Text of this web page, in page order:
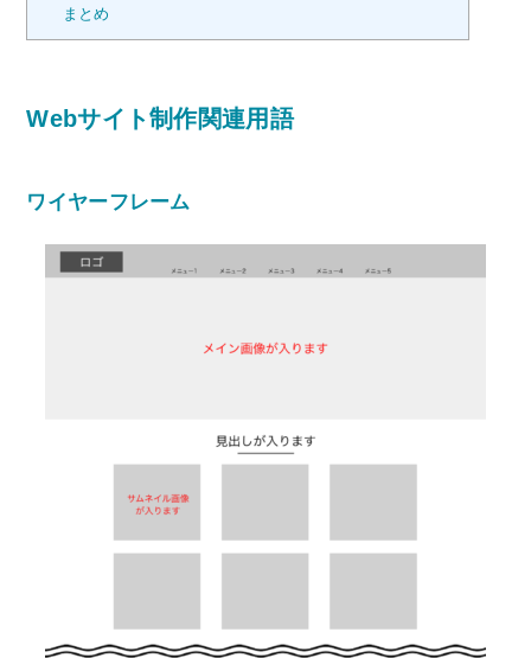
まとめ
Webサイト制作関連用語
ワイヤーフレーム